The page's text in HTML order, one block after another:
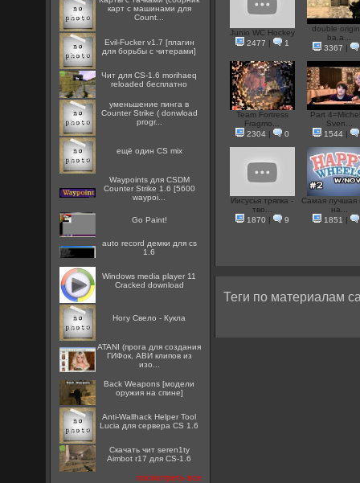
карт с машинами для
Count...
Evil-Fucker v1.7 [плагин
для борьбы с читерами]
Чит для CS-1.6 morihaeq
reloaded бесплатно
уменьшение пинга в
Counter Strike ( donwload
progr...
ещё один CS mix
Waypoints для CSDM
Counter Strike 1.6 [5600
waypoi...
Go Paint!
auto record демки для cs
1.6
Windows media player 11
Cracked download
Ногу Свело - Кукла
ATANI (прога для создания
ГИФок, АВИ клипов из
изо...
Back Weapons [модели
оружия на спине]
Anti-Wallhack Helper Tool
Lucia для сервера CS 1.6
Скачать чит seren1ty
Aimbot r17 для CS-1.6
посмотреть все
Junio WC Hockey
2477 | 1
double
ba.a...
3367 |
Team Fortress
Fragmo...
2304| 0
Part
Sven...
1544|
Иисусья тряпка -
тво...
1870 | 9
Самая лучшая
на...
1851 |
Теги по материалам